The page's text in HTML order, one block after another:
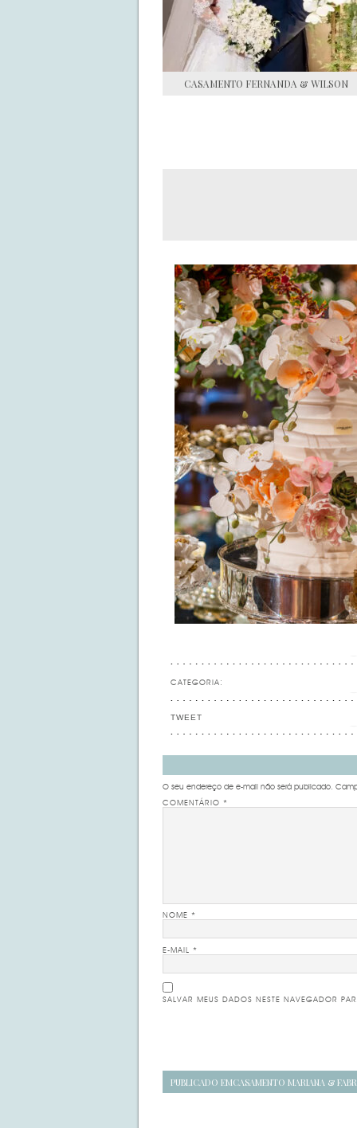
CASAMENTO FERNANDA & WILSON
CATEGORIA:
TWEET
O seu endereço de e-mail não será publicado.
COMENTÁRIO *
NOME *
E-MAIL *
SALVAR MEUS DADOS NESTE NAVEGADOR
Navegação
PUBLICADO EMCASAMENTO MARIANA &